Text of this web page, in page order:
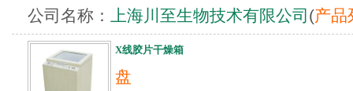
公司名称：
上海川至生物技术有限公司 (产品
X线胶片干燥箱
盘